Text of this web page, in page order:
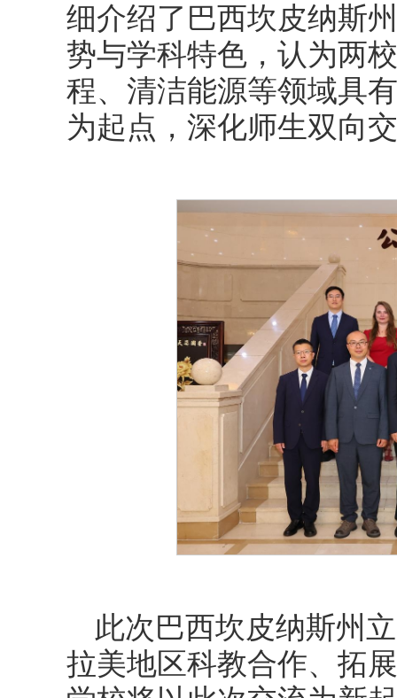
细介绍了巴西坎皮纳斯
势与学科特色，认为两
程、清洁能源等领域具
为起点，深化师生双向
此次巴西坎皮纳斯州
拉美地区科教合作、拓